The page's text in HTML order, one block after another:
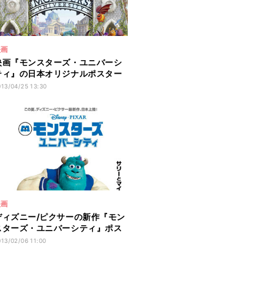
画『モンスターズ・ユニバーシ
ィ』の日本オリジナルポスター
開04/25 13:30
ィズニー/ピクサーの新作『モン
ターズ・ユニバーシティ』ポス
ー公開
02/06 11:00